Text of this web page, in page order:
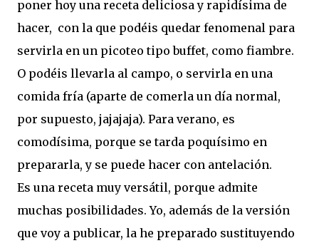
poner hoy una receta deliciosa y rapidísima de
hacer, con la que podéis quedar fenomenal para
servirla en un picoteo tipo buffet, como fiambre.
O podéis llevarla al campo, o servirla en una
comida fría (aparte de comerla un día normal,
por supuesto, jajajaja). Para verano, es
comodísima, porque se tarda poquísimo en
prepararla, y se puede hacer con antelación.
Es una receta muy versátil, porque admite
muchas posibilidades. Yo, además de la versión
que voy a publicar, la he preparado sustituyendo